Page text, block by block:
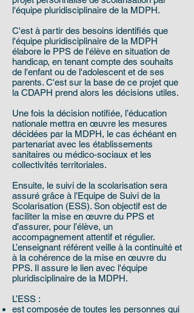
l'équipe pluridisciplinaire de la MDPH.
C'est à partir des besoins identifiés que
l'équipe pluridisciplinaire de la MDPH
élabore le PPS de l'élève en situation de
handicap, en tenant compte des souhaits
de l'enfant ou de l'adolescent et de ses
parents. C'est sur la base de ce projet que
la CDAPH prend alors les décisions utiles.
Une fois la décision notifiée, l’éducation
nationale mettra en œuvre les mesures
décidées par la MDPH, le cas échéant en
partenariat avec les établissements
sanitaires ou médico-sociaux et les
collectivités territoriales.
Ensuite, le suivi de la scolarisation sera
assuré grâce à l’Equipe de Suivi de la
Scolarisation (ESS). Son objectif est de
faciliter la mise en œuvre du PPS et
d’assurer, pour l’élève, un
accompagnement attentif et régulier.
L’enseignant référent veille à la continuité et
à la cohérence de la mise en œuvre du
PPS. Il assure le lien avec l'équipe
pluridisciplinaire de la MDPH.
L’ESS :
est composée de toutes les personnes qui